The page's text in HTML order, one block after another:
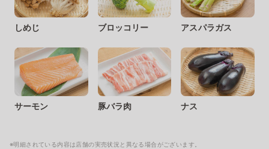
しめじ ブロッコリー アスパラガス
サーモン 豚バラ肉 ナス
※明細されている内容は店舗の実売状況と異なる場合がございます。